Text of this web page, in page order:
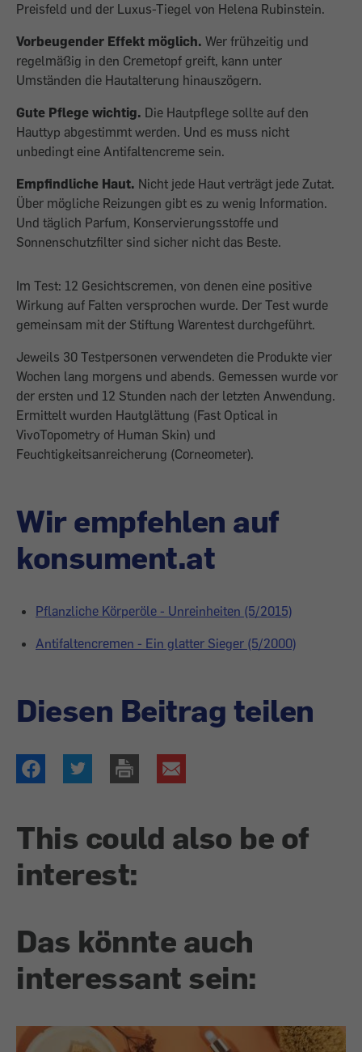
Preisfeld und der Luxus-Tiegel von Helena Rubinstein.
Vorbeugender Effekt möglich. Wer frühzeitig und
regelmäßig in den Cremetopf greift, kann unter
Umständen die Hautalterung hinauszögern.
Gute Pflege wichtig. Die Hautpflege sollte auf den
Hauttyp abgestimmt werden. Und es muss nicht
unbedingt eine Antifaltencreme sein.
Empfindliche Haut. Nicht jede Haut verträgt jede Zutat.
Über mögliche Reizungen gibt es zu wenig Information.
Und täglich Parfum, Konservierungsstoffe und
Sonnenschutzfilter sind sicher nicht das Beste.
Im Test: 12 Gesichtscremen, von denen eine positive
Wirkung auf Falten versprochen wurde. Der Test wurde
gemeinsam mit der Stiftung Warentest durchgeführt.
Jeweils 30 Testpersonen verwendeten die Produkte vier
Wochen lang morgens und abends. Gemessen wurde vor
der ersten und 12 Stunden nach der letzten Anwendung.
Ermittelt wurden Hautglättung (Fast Optical in
VivoTopometry of Human Skin) und
Feuchtigkeitsanreicherung (Corneometer).
Wir empfehlen auf
konsument.at
Pflanzliche Körperöle - Unreinheiten (5/2015)
Antifaltencremen - Ein glatter Sieger (5/2000)
Diesen Beitrag teilen
This could also be of
interest:
Das könnte auch
interessant sein: